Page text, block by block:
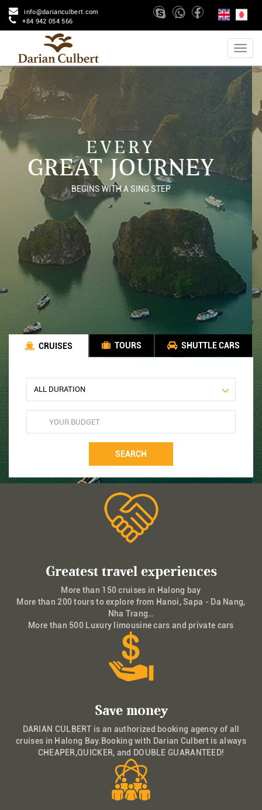
info@darianculbert.com
+84 942 054 566
EVERY
GREAT JOURNEY
BEGINS WITH A SING STEP
CRUISES TOURS SHUTTLE CARS
SEARCH
Greatest travel experiences
More than 150 cruises in Halong bay
More than 200 tours to explore from Hanoi, Sapa - Da Nang,
Nha Trang…
More than 500 Luxury limousine cars and private cars
Save money
DARIAN CULBERT is an authorized booking agency of all
cruises in Halong Bay.Booking with Darian Culbert is always
CHEAPER,QUICKER, and DOUBLE GUARANTEED!